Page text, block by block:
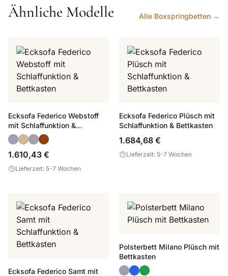
Ähnliche Modelle Alle Boxspringbetten →
Ecksofa Federico Webstoff
mit Schlaffunktion &
Bettkasten
1.610,43 €
Lieferzeit: 5-7 Wochen
Ecksofa Federico Plüsch mit
Schlaffunktion & Bettkasten
1.684,68 €
Lieferzeit: 5-7 Wochen
Ecksofa Federico Samt mit
Polsterbett Milano Plüsch mit
Bettkasten